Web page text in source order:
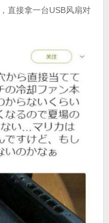
直接拿一台USB风扇对